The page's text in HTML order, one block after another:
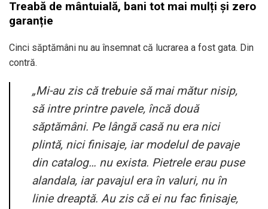
Treabă de mântuială, bani tot mai mulți și zero
garanție
Cinci săptămâni nu au însemnat că lucrarea a fost gata. Din
contră.
„Mi-au zis că trebuie să mai mătur nisip,
să intre printre pavele, încă două
săptămâni. Pe lângă casă nu era nici
plintă, nici finisaje, iar modelul de pavaje
din catalog… nu exista. Pietrele erau puse
alandala, iar pavajul era în valuri, nu în
linie dreaptă. Au zis că ei nu fac finisaje,